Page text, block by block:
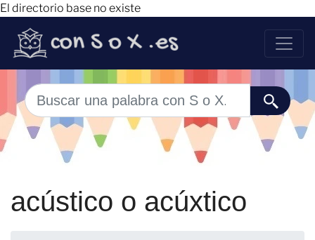
El directorio base no existe
acústico o acúxtico